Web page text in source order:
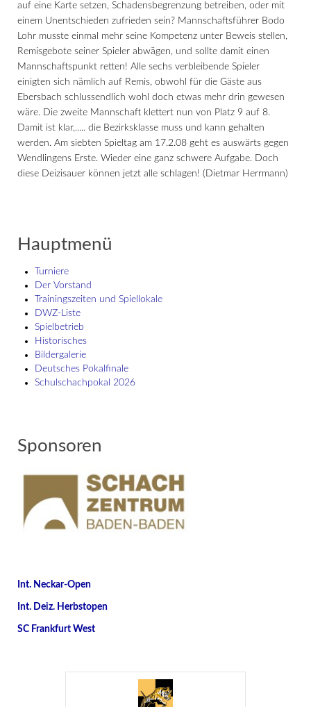
auf eine Karte setzen, Schadensbegrenzung betreiben, oder mit
einem Unentschieden zufrieden sein? Mannschaftsführer Bodo
Lohr musste einmal mehr seine Kompetenz unter Beweis stellen,
Remisgebote seiner Spieler abwägen, und sollte damit einen
Mannschaftspunkt retten! Alle sechs verbleibende Spieler
einigten sich nämlich auf Remis, obwohl für die Gäste aus
Ebersbach schlussendlich wohl doch etwas mehr drin gewesen
wäre. Die zweite Mannschaft klettert nun von Platz 9 auf 8.
Damit ist klar,..... die Bezirksklasse muss und kann gehalten
werden. Am siebten Spieltag am 17.2.08 geht es auswärts gegen
Wendlingens Erste. Wieder eine ganz schwere Aufgabe. Doch
diese Deizisauer können jetzt alle schlagen! (Dietmar Herrmann)
Hauptmenü
Turniere
Der Vorstand
Trainingszeiten und Spiellokale
DWZ-Liste
Spielbetrieb
Historisches
Bildergalerie
Deutsches Pokalfinale
Schulschach­pokal 2026
Sponsoren
Int. Neckar-Open
Int. Deiz. Herbstopen
SC Frankfurt West